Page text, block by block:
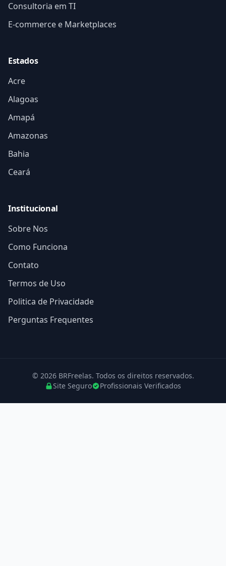
Consultoria em TI
E-commerce e Marketplaces
Estados
Acre
Alagoas
Amapá
Amazonas
Bahia
Ceará
Institucional
Sobre Nos
Como Funciona
Contato
Termos de Uso
Politica de Privacidade
Perguntas Frequentes
© 2026 BRFreelas. Todos os direitos reservados.
Site Seguro
Profissionais Verificados